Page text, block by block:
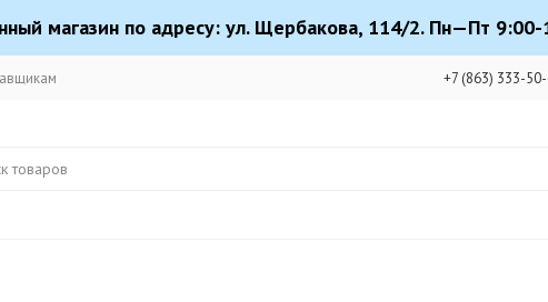
магазин по адресу: ул. Щербакова, 114/2. Пн—Пт 9:00-
+7 (863) 333-